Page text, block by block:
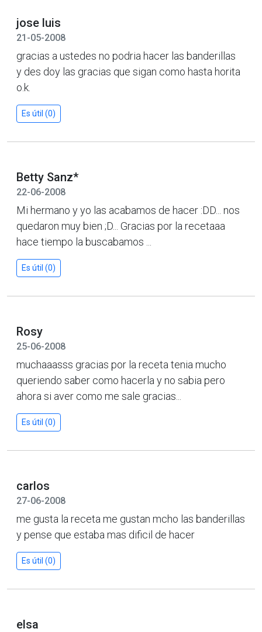
jose luis
21-05-2008
gracias a ustedes no podria hacer las banderillas
y des doy las gracias que sigan como hasta horita
o.k.
Es útil (0)
Betty Sanz*
22-06-2008
Mi hermano y yo las acabamos de hacer :DD... nos
quedaron muy bien ;D... Gracias por la recetaaa
hace tiempo la buscabamos ...
Es útil (0)
Rosy
25-06-2008
muchaaasss gracias por la receta tenia mucho
queriendo saber como hacerla y no sabia pero
ahora si aver como me sale gracias...
Es útil (0)
carlos
27-06-2008
me gusta la receta me gustan mcho las banderillas
y pense que estaba mas dificil de hacer
Es útil (0)
elsa